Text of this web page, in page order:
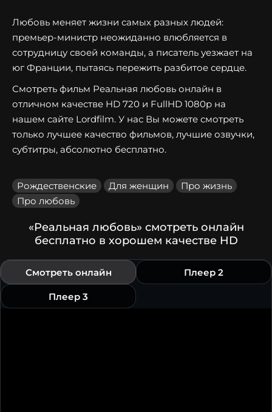
Любовь меняет жизни самых разных людей:
премьер-министр неожиданно влюбляется в
сотрудницу своей команды, а писатель уезжает на
юг Франции, пытаясь пережить разбитое сердце.
Смотреть фильм Реальная любовь онлайн в
отличном качестве HD 720 и FullHD 1080p на
нашем сайте Lordfilm. У нас Вы можете смотреть
только лучшее качество фильмов, лучшие озвучки,
субтитры, абсолютно бесплатно.
Рождественские Для женщин
Про жизнь
Про любовь
«Реальная любовь» смотреть онлайн
бесплатно в хорошем качестве HD
Смотреть онлайн Плеер 2
Плеер 3